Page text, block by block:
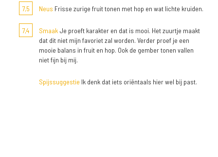
7,5 Neus Frisse zurige fruit tonen met hop en wat lichte kruiden.
7,4 Smaak Je proeft karakter en dat is mooi. Het zuurtje maakt
dat dit niet mijn favoriet zal worden. Verder proef je een
mooie balans in fruit en hop. Ook de gember tonen vallen
niet fijn bij mij.
Spijssuggestie Ik denk dat iets oriëntaals hier wel bij past.